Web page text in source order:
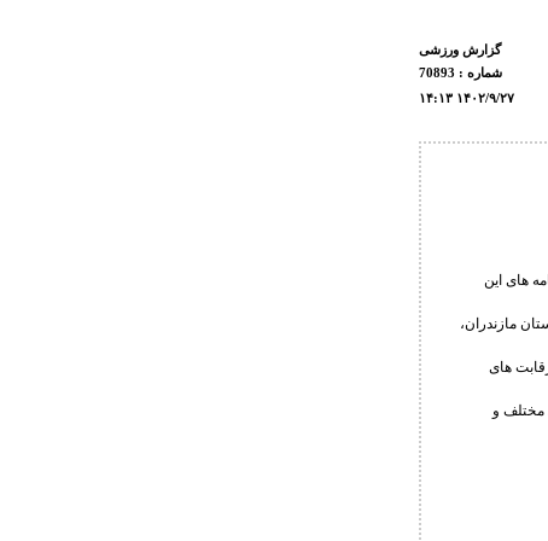
گزارش ورزشی
شماره : 70893
۱۴:۱۳ ۱۴۰۲/۹/۲۷
های این
مازندران،
های
مختلف و